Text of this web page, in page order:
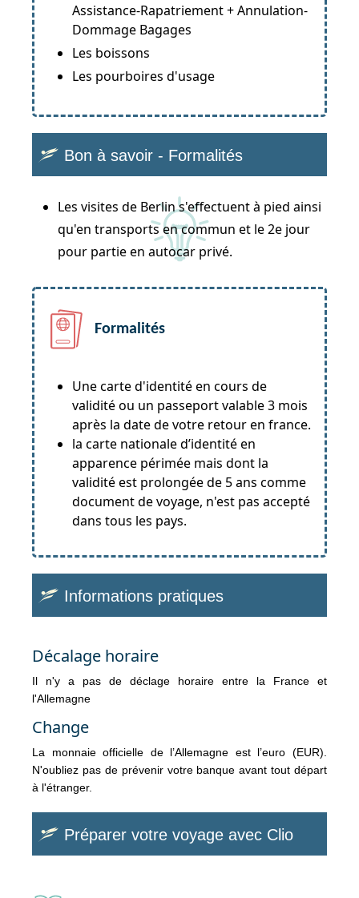
Assistance-Rapatriement + Annulation-
Dommage Bagages
Les boissons
Les pourboires d'usage
Bon à savoir - Formalités
Les visites de Berlin s'effectuent à pied ainsi
qu'en transports en commun et le 2e jour
pour partie en autocar privé.
Formalités
Une carte d'identité en cours de
validité ou un passeport valable 3 mois
après la date de votre retour en france.
la carte nationale d’identité en
apparence périmée mais dont la
validité est prolongée de 5 ans comme
document de voyage, n'est pas accepté
dans tous les pays.
Informations pratiques
Décalage horaire
Il n'y a pas de déclage horaire entre la France et
l'Allemagne
Change
La monnaie officielle de l’Allemagne est l’euro (EUR).
N'oubliez pas de prévenir votre banque avant tout départ
à l'étranger.
Préparer votre voyage avec Clio